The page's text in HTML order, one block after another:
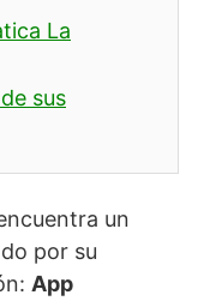
La
sus
un
por su
App